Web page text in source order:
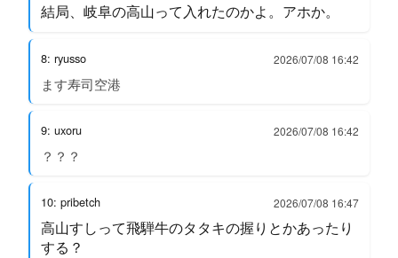
結局、岐阜の高山って入れたのかよ。アホか。
8: ryusso 2026/07/08 16:42
ます寿司空港
9: uxoru 2026/07/08 16:42
？？？
10: pribetch 2026/07/08 16:47
高山すしって飛騨牛のタタキの握りとかあったり
する？